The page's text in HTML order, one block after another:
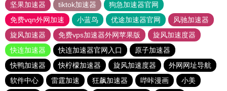
坚果加速器
tiktok加速器
狗急加速器官网
免费vqn外网加速
小蓝鸟 优途加速器官网
风驰加速器
旋风加速器
免费vps加速器外网苹果版
旋风加速度器
快连加速器
快连加速器官网入口
原子加速器
快鸭加速器
快柠檬加速器 旋风加速度器
外网网址导航
软件中心
雷霆加速 狂飙加速器 哔咔漫画
小美